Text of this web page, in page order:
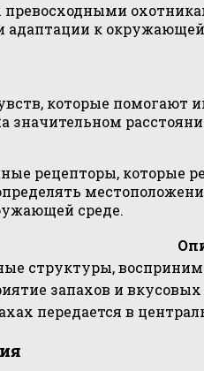
адаптации к
которые помогают
рецепторы, которые
среде.
структуры,
запахов и
передается в